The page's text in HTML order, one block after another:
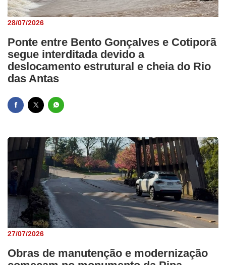
28/07/2026
Ponte entre Bento Gonçalves e Cotiporã
segue interditada devido a
deslocamento estrutural e cheia do Rio
das Antas
27/07/2026
Obras de manutenção e modernização